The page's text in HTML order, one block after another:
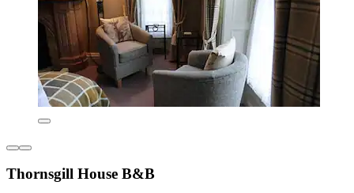
Thornsgill House B&B